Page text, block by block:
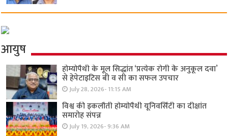
आयुष
होम्योपैथी के मूल सिद्धांत ‘प्रत्येक रोगी केे अनुकूल दवा’
से हेपेटाइटिस बी व सी का सफल उपचार
July 28, 2026- 11:15 AM
विश्व की इकलौती होम्योपैथी यूनिवर्सिटी का दीक्षांत
समारोह संपन्न
July 19, 2026- 9:36 AM